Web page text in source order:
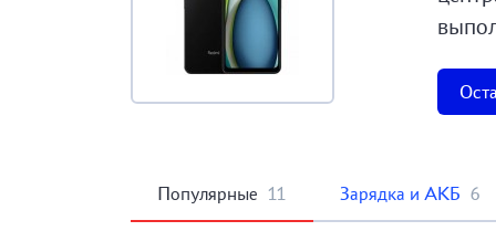
Популярные 11 Зарядка и АКБ 6